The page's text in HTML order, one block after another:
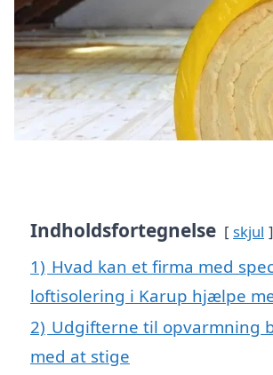
Indholdsfortegnelse skjul
1) Hvad kan et firma med
loftisolering i Karup hjælpe
2) Udgifterne til opvarmning
med at stige